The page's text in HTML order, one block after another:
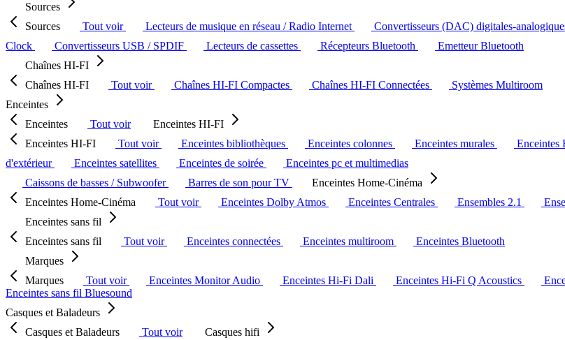
Sources
Sources
Tout voir Lecteurs de musique en réseau / Radio Internet Convertisseurs (DAC) digitales-
Clock
Convertisseurs USB / SPDIF Lecteurs de cassettes Récepteurs Bluetooth
Emetteur Bluetooth
Chaînes HI-FI
Chaînes HI-FI
Tout voir Chaînes HI-FI Compactes Chaînes HI-FI Connectées
Systèmes Multiroom
Enceintes
Enceintes
Tout voir
Enceintes HI-FI
Enceintes HI-FI
Tout voir Enceintes bibliothèques Enceintes colonnes Enceintes murales Enceintes
d'extérieur
Enceintes satellites Enceintes de soirée
Enceintes pc et multimedias
Caissons de basses / Subwoofer
Barres de son pour TV
Enceintes Home-Cinéma
Enceintes Home-Cinéma
Tout voir Enceintes Dolby Atmos Enceintes Centrales Ensembles 2.1
Enceintes sans fil
Enceintes sans fil
Tout voir Enceintes connectées Enceintes multiroom
Enceintes Bluetooth
Marques
Marques
Tout voir Enceintes Monitor Audio Enceintes Hi-Fi Dali Enceintes Hi-Fi Q Acoustics
Enceintes sans fil Bluesound
Casques et Baladeurs
Casques et Baladeurs
Tout voir
Casques hifi